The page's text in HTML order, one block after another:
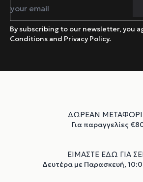
By subscribing to our newsletter, you
Conditions and Privacy Policy.
ΔΩΡΕΑΝ
Για παραγγελίες
ΕΙΜΑΣΤΕ ΕΔΩ ΓΙΑ
Δευτέρα με Παρασκευή,